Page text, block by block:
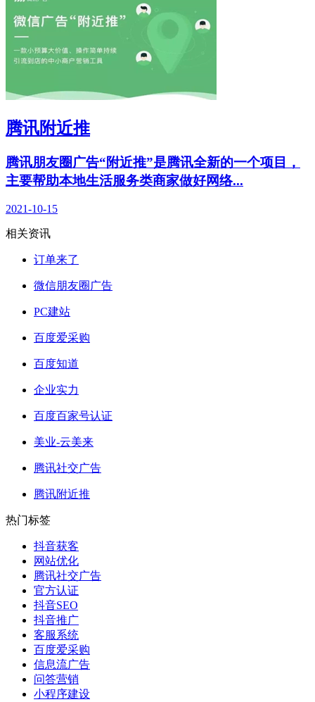
腾讯附近推
腾讯朋友圈广告“附近推”是腾讯全新的一个项目，
主要帮助本地生活服务类商家做好网络...
2021-10-15
相关资讯
订单来了
微信朋友圈广告
PC建站
百度爱采购
百度知道
企业实力
百度百家号认证
美业-云美来
腾讯社交广告
腾讯附近推
热门标签
抖音获客
网站优化
腾讯社交广告
官方认证
抖音SEO
抖音推广
客服系统
百度爱采购
信息流广告
问答营销
小程序建设